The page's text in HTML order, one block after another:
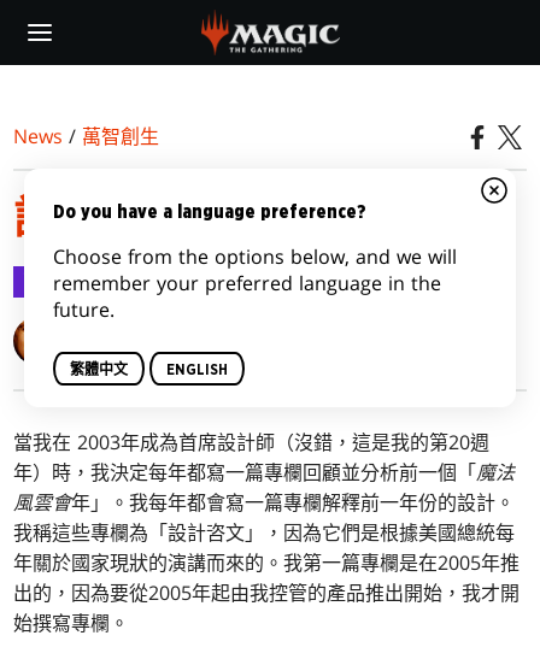
main
News / 萬智創生
設計咨文2023
萬智創生 2023-07-31
當我在 2003年成為首席設計師（沒錯，這是我的第20週
年）時，我決定每年都寫一篇專欄回顧並分析前一個「魔法
風雲會年」。我每年都會寫一篇專欄解釋前一年份的設計。
我稱這些專欄為「設計咨文」，因為它們是根據美國總統每
年關於國家現狀的演講而來的。我第一篇專欄是在2005年推
出的，因為要從2005年起由我控管的產品推出開始，我才開
始撰寫專欄。
Do you have a language preference?
Choose from the options below, and we will
remember your preferred language in the
future.
繁體中文 ENGLISH